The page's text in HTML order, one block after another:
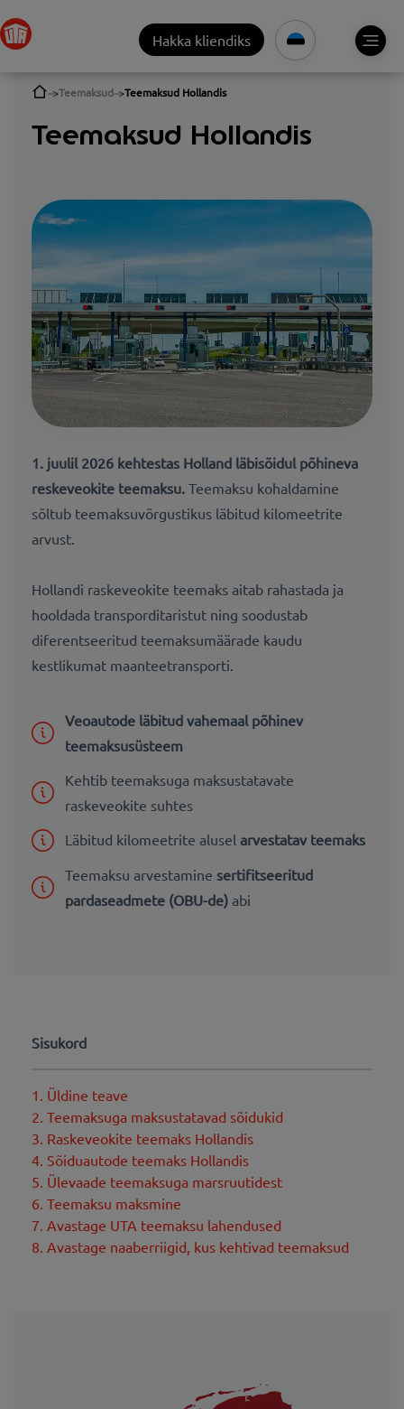
Hakka kliendiks
Teemaksud Teemaksud Hollandis
Teemaksud Hollandis
1. juulil 2026 kehtestas Holland läbisõidul põhineva
reskeveokite teemaksu. Teemaksu kohaldamine
sõltub teemaksuvõrgustikus läbitud kilomeetrite
arvust.
Hollandi raskeveokite teemaks aitab rahastada ja
hooldada transporditaristut ning soodustab
diferentseeritud teemaksumäärade kaudu
kestlikumat maanteetransporti.
Veoautode läbitud vahemaal põhinev
teemaksusüsteem
Kehtib teemaksuga maksustatavate
raskeveokite suhtes
Läbitud kilomeetrite alusel arvestatav teemaks
Teemaksu arvestamine sertifitseeritud
pardaseadmete (OBU-de) abi
Sisukord
1. Üldine teave
2. Teemaksuga maksustatavad sõidukid
3. Raskeveokite teemaks Hollandis
4. Sõiduautode teemaks Hollandis
5. Ülevaade teemaksuga marsruutidest
6. Teemaksu maksmine
7. Avastage UTA teemaksu lahendused
8. Avastage naaberriigid, kus kehtivad teemaksud